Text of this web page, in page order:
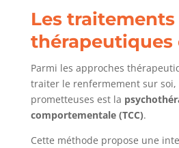
Les traitements
thérapeutiques
Parmi les approches
traiter le renfermement sur soi,
prometteuses est la
comportementale (TCC).
Cette méthode propose une